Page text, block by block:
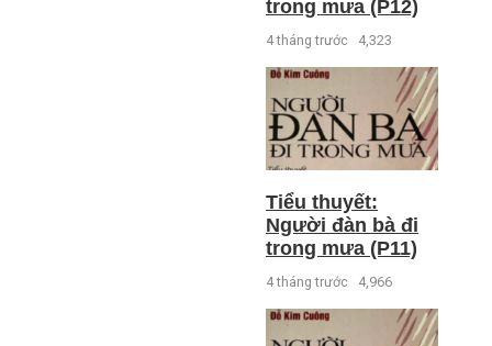
trong mưa (P12)
4 tháng trước 4,323
Tiểu thuyết:
Người đàn bà đi
trong mưa (P11)
4 tháng trước 4,966